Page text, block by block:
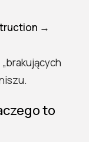
→
„brakujących
to